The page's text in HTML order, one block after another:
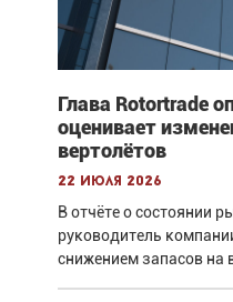
Глава Rotortrade
оценивает
вертолётов
22 июля 2026
В отчёте о состоянии
руководитель
снижением запасов на